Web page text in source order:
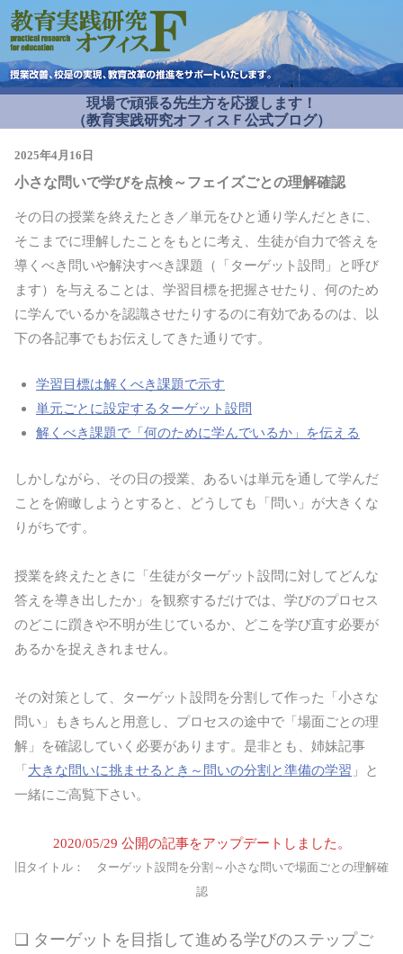
現場で頑張る先生方を応援します！
（教育実践研究オフィスＦ公式ブログ）
2025年4月16日
小さな問いで学びを点検～フェイズごとの理解確認
その日の授業を終えたとき／単元をひと通り学んだときに、
そこまでに理解したことをもとに考え、生徒が自力で答えを
導くべき問いや解決すべき課題（「ターゲット設問」と呼び
ます）を与えることは、学習目標を把握させたり、何のため
に学んでいるかを認識させたりするのに有効であるのは、以
下の各記事でもお伝えしてきた通りです。
学習目標は解くべき課題で示す
単元ごとに設定するターゲット設問
解くべき課題で「何のために学んでいるか」を伝える
しかしながら、その日の授業、あるいは単元を通して学んだ
ことを俯瞰しようとすると、どうしても「問い」が大きくな
りがちです。
授業を終えたときに「生徒がターゲット設問に対してどんな
答えを導き出したか」を観察するだけでは、学びのプロセス
のどこに躓きや不明が生じているか、どこを学び直す必要が
あるかを捉えきれません。
その対策として、ターゲット設問を分割して作った「小さな
問い」もきちんと用意し、プロセスの途中で「場面ごとの理
解」を確認していく必要があります。是非とも、姉妹記事
「大きな問いに挑ませるとき～問いの分割と準備の学習 」と
一緒にご高覧下さい。
2020/05/29 公開の記事をアップデートしました。
旧タイトル： ターゲット設問を分割～小さな問いで場面ごとの理解確
認
❏ ターゲットを目指して進める学びのステップご